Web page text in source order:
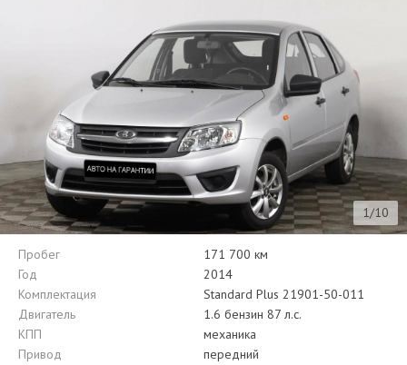
1/10
Пробег
171 700 км
Год
2014
Комплектация
Standard Plus 21901-50-011
Двигатель
1.6 бензин 87 л.с.
КПП
механика
Привод
передний